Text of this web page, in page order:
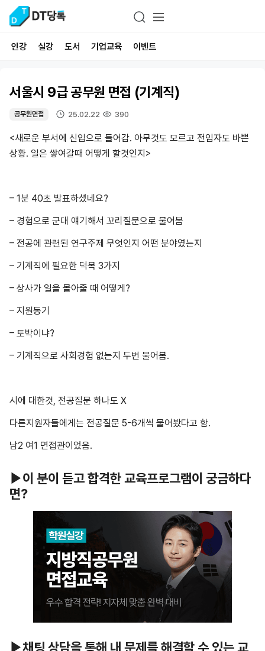
인강 실강 도서 기업교육 이벤트
서울시 9급 공무원 면접 (기계직)
공무원면접 25.02.22 390
<새로운 부서에 신입으로 들어감. 아무것도 모르고 전임자도 바쁜
상황. 일은 쌓여갈때 어떻게 할것인지>
– 1분 40초 발표하셨네요?
– 경험으로 군대 얘기해서 꼬리질문으로 물어봄
– 전공에 관련된 연구주제 무엇인지 어떤 분야였는지
– 기계직에 필요한 덕목 3가지
– 상사가 일을 몰아줄 때 어떻게?
– 지원동기
– 토박이냐?
– 기계직으로 사회경험 없는지 두번 물어봄.
시에 대한것, 전공질문 하나도 X
다른지원자들에게는 전공질문 5-6개씩 물어봤다고 함.
남2 여1 면접관이었음.
▶이 분이 듣고 합격한 교육프로그램이 궁금하다
면?
▶채팅 상담을 통해 내 문제를 해결할 수 있는 교